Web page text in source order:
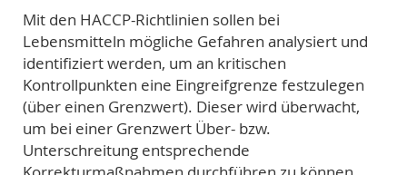
Mit den HACCP-Richtlinien sollen bei
Lebensmitteln mögliche Gefahren analysiert und
identifiziert werden, um an kritischen
Kontrollpunkten eine Eingreifgrenze festzulegen
(über einen Grenzwert). Dieser wird überwacht,
um bei einer Grenzwert Über- bzw.
Unterschreitung entsprechende